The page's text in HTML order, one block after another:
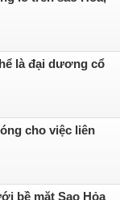
là đại dương cổ
cho việc liên
bề mặt Sao Hỏa